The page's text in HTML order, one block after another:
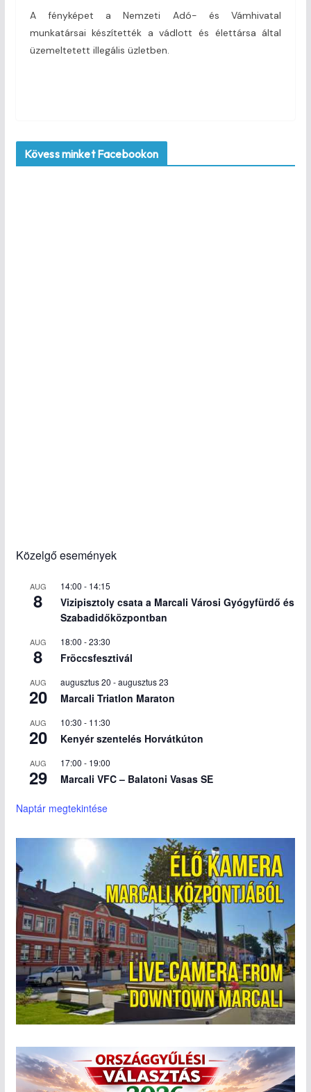
A fényképet a Nemzeti Adó- és Vámhivatal
munkatársai készítették a vádlott és élettársa által
üzemeltetett illegális üzletben.
Kövess minket Facebookon
Közelgő események
AUG
8
14:00 - 14:15
Vizipisztoly csata a Marcali Városi Gyógyfürdő és
Szabadidőközpontban
AUG
8
18:00 -23:30
Fröccsfesztivál
AUG
20
augusztus 20 -augusztus 23
Marcali Triatlon Maraton
AUG
20
10:30 - 11:30
Kenyér szentelés Horvátkúton
AUG
29
17:00 - 19:00
Marcali VFC – Balatoni Vasas SE
Naptár megtekintése